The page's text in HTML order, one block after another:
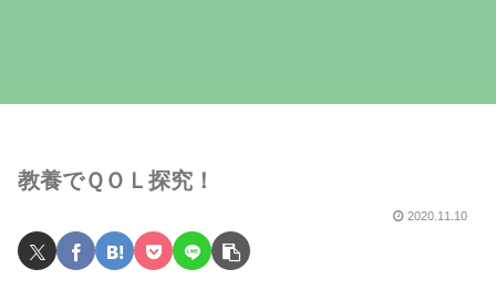
教養でＱＯＬ探究！
2020.11.10